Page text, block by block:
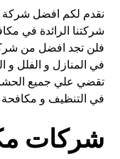
نقدم لكم افضل شركة
شركتنا الرائدة في
فلن تجد افضل من
في المنازل و الفلل و
تقضي علي جميع
في التنظيف و
شركات